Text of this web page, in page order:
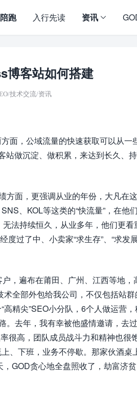
跑 入行先读 资讯
博客站如何搭建
/技术交流/资讯
面，公域流量的快速获取可以从一
做沉淀、做积累，来达到长久、
方面，更强调从业的年份，大凡在
、KOL等这类的“快流量”，在他
法持续恒久，从业多年，他们更看
过了中、小卖家“求生存”、“求发
，遍布在莆田、广州、江西等地
全部外包给我公司，不仅包括站
精尖”SEO小分队，6个人做运营
。去年，我有幸被他盛情邀请，去
很高，团队成员战斗力和精神也很
、下班，业务不停歇。那家伙酒桌
GOD贪心地全盘照收了，劫富济贫